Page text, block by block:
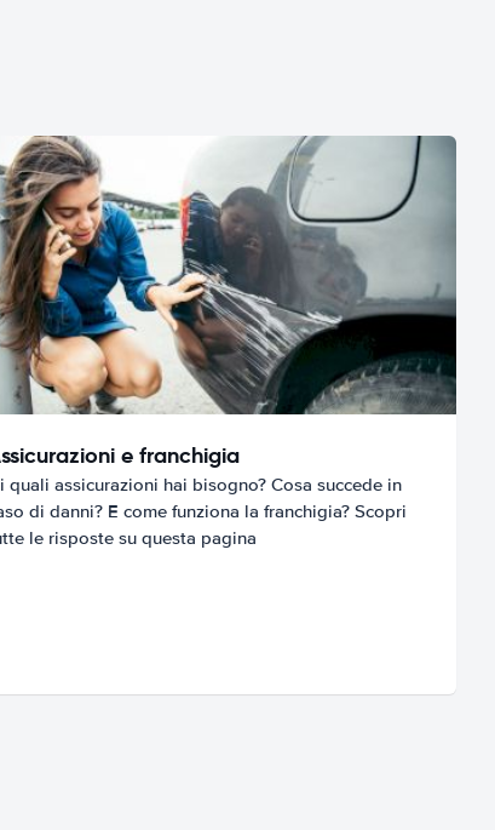
e franchigia
quali assicurazioni hai bisogno? Cosa succede in
di danni? E come funziona la franchigia? Scopri
le risposte su questa pagina